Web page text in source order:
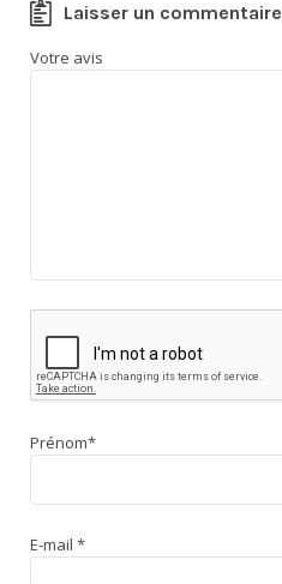
Laisser un commentaire
Votre avis
Prénom*
E-mail *